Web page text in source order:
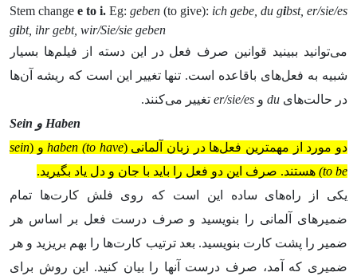
Stem change e to i. Eg: geben (to give): ich gebe, du gibst, er/sie/es
gibt, ihr gebt, wir/Sie/sie geben
می­‌توانید ببینید قوانین صرف فعل در این دسته از فیلم­‌ها بسیار
شبیه به فعل­‌های باقاعده است. تنها تغییر این است که ریشه آن­‌ها
در حالت­‌های du و er/sie/es تغییر می­‌کنند.
Haben و Sein
دو مورد از مهم­ترین فعل­‌ها در زبان آلمانی (haben (to haveو (sein
(to be هستند. صرف این دو فعل را باید با جان و دل یاد بگیرید.
یکی از راه­‌های ساده این است که روی فلش­ کارت­‌ها تمام
ضمیرهای آلمانی را بنویسید و صرف درست فعل بر اساس هر
ضمیر را پشت کارت بنویسید. بعد ترتیب کارت­‌ها را بهم بریزید و هر
ضمیری که آمد، صرف درست آن­ها را بیان کنید. این روش برای